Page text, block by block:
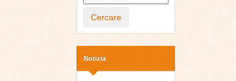
Cercare
Notizia